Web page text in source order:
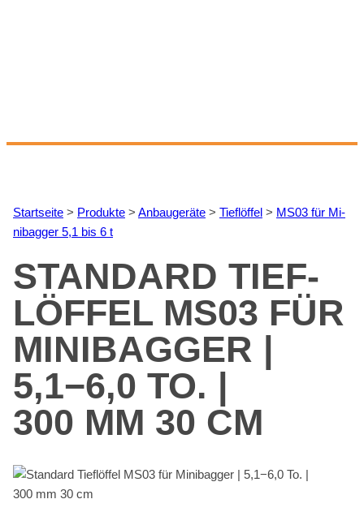
Start­sei­te > Pro­duk­te > An­bau­ge­rä­te > Tief­löf­fel > MS03 für Mi­
ni­bag­ger 5,1 bis 6 t
STAN­DARD TIEF­
LÖF­FEL MS03 FÜR
MI­NI­BAG­GER |
5,1−6,0 TO. |
300 MM 30 CM